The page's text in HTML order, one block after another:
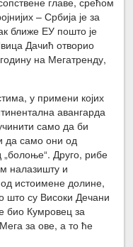
– Србија је за
ближе ЕУ пошто је
Дачић отворио
на Мегатренду,
у примени којих
авангарда
само да би
да само они од
„болоње“. Друго, рибе
налазишту и
истоимене долине,
што су Високи Дечани
био Кумровец за
за ове, а то ће